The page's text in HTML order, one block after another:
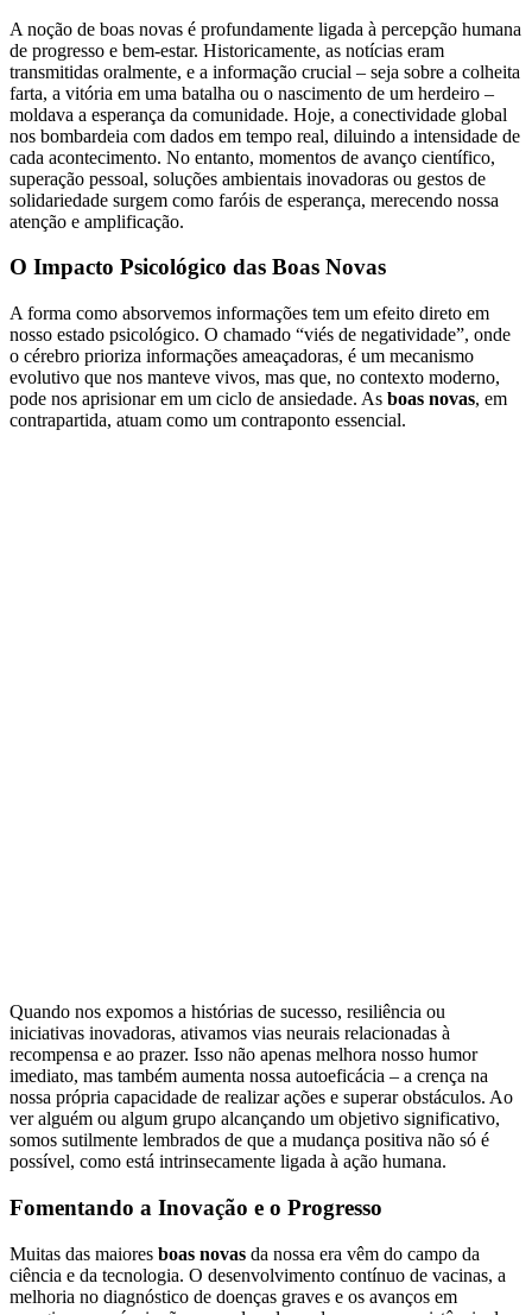
A noção de boas novas é profundamente ligada à percepção humana
de progresso e bem-estar. Historicamente, as notícias eram
transmitidas oralmente, e a informação crucial – seja sobre a colheita
farta, a vitória em uma batalha ou o nascimento de um herdeiro –
moldava a esperança da comunidade. Hoje, a conectividade global
nos bombardeia com dados em tempo real, diluindo a intensidade de
cada acontecimento. No entanto, momentos de avanço científico,
superação pessoal, soluções ambientais inovadoras ou gestos de
solidariedade surgem como faróis de esperança, merecendo nossa
atenção e amplificação.
O Impacto Psicológico das Boas Novas
A forma como absorvemos informações tem um efeito direto em
nosso estado psicológico. O chamado “viés de negatividade”, onde
o cérebro prioriza informações ameaçadoras, é um mecanismo
evolutivo que nos manteve vivos, mas que, no contexto moderno,
pode nos aprisionar em um ciclo de ansiedade. As boas novas, em
contrapartida, atuam como um contraponto essencial.
Quando nos expomos a histórias de sucesso, resiliência ou
iniciativas inovadoras, ativamos vias neurais relacionadas à
recompensa e ao prazer. Isso não apenas melhora nosso humor
imediato, mas também aumenta nossa autoeficácia – a crença na
nossa própria capacidade de realizar ações e superar obstáculos. Ao
ver alguém ou algum grupo alcançando um objetivo significativo,
somos sutilmente lembrados de que a mudança positiva não só é
possível, como está intrinsecamente ligada à ação humana.
Fomentando a Inovação e o Progresso
Muitas das maiores boas novas da nossa era vêm do campo da
ciência e da tecnologia. O desenvolvimento contínuo de vacinas, a
melhoria no diagnóstico de doenças graves e os avanços em